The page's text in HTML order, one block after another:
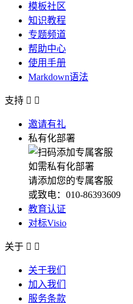
模板社区
知识教程
专题频道
帮助中心
使用手册
Markdown语法
支持  
邀请有礼
私有化部署
如需私有化部署
请添加您的专属客服
或致电：010-86393609
教育认证
对标Visio
关于  
关于我们
加入我们
服务条款